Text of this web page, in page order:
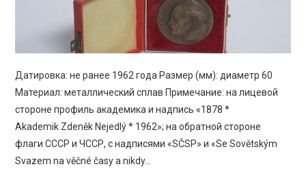
Датировка: не ранее 1962 года Размер (мм): диаметр 60
Материал: металлический сплав Примечание: на лицевой
стороне профиль академика и надпись «1878 *
Akademik Zdeněk Nejedlý * 1962»; на обратной стороне
флаги СССР и ЧССР, с надписями «SČSP» и «Se Sovětským
Svazem na věčné časy a nikdy…